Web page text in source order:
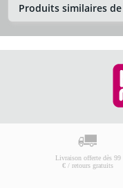
Produits similaires
Livraison offerte dès 99
€ / retours gratuits